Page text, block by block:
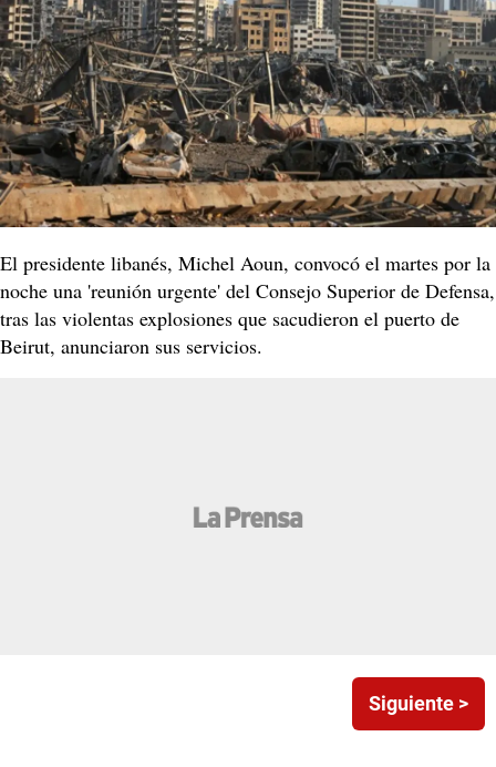
El presidente libanés, Michel Aoun, convocó el martes por la
noche una 'reunión urgente' del Consejo Superior de Defensa,
tras las violentas explosiones que sacudieron el puerto de
Beirut, anunciaron sus servicios.
Siguiente >